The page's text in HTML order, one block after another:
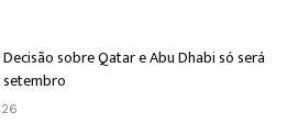
sobre Qatar e Abu Dhabi só será